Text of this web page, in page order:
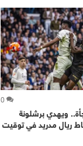
0
ويهدي برشلونة
ريال مدريد في توقيت